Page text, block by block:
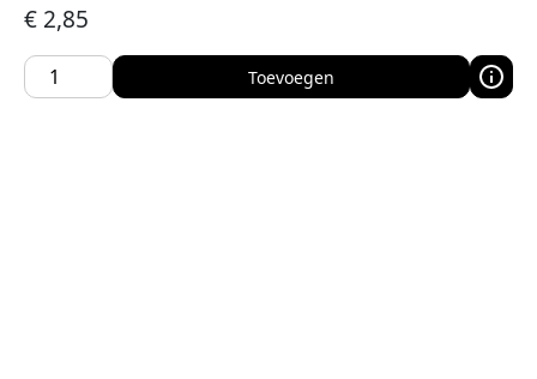
€ 2,85
Toevoegen